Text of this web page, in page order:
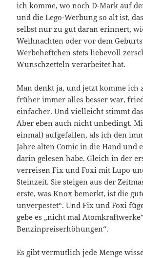
ich komme, wo noch D-Mark auf
und die Lego-Werbung so alt ist,
selbst nur zu gut daran erinnert,
Weihnachten oder vor dem
Werbeheftchen stets liebevoll
Wunschzetteln verarbeitet hat.
Man denkt ja, und jetzt komme ich
früher immer alles besser war,
einfacher. Und vielleicht stimmt
Aber eben auch nicht unbedingt.
einmal) aufgefallen, als ich den
Jahre alten Comic in die Hand und
darin gelesen habe. Gleich in der
verreisen Fix und Foxi mit Lupo
Steinzeit. Sie steigen aus der
erste, was Knox bemerkt, ist die
unverpestet“. Und Fix und Foxi
gebe es „nicht mal
Benzinpreiserhöhungen“.
Es gibt vermutlich jede Menge